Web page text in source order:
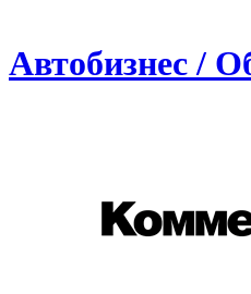
Автобизнес /